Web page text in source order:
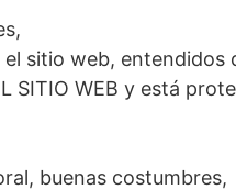
sitio web, entendidos
SITIO WEB y está
buenas costumbres,